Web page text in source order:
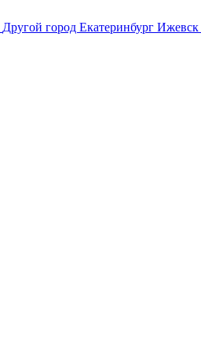
Другой город Екатеринбург Ижевск